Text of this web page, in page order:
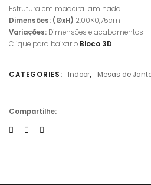
Estrutura em madeira laminada
Dimensões: (ØxH) 2,00×0,75cm
Variações: Dimensões e acabamentos
Clique para baixar o Bloco 3D
CATEGORIES: Indoor, Mesas de
Compartilhe: